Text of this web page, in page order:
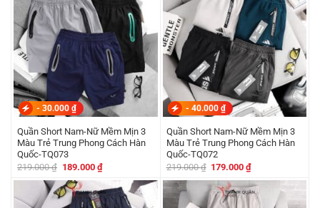
- 30.000 ₫
Quần Short Nam-Nữ Mềm Mịn 3
Màu Trẻ Trung Phong Cách Hàn
Quốc-TQ073
219.000₫ Giá
là:
219.000 ₫.
189.000 ₫Giá
hiện
là:
189.000 ₫.
- 40.000 ₫
Quần Short Nam-Nữ Mềm Mịn 3
Màu Trẻ Trung Phong Cách Hàn
Quốc-TQ072
219.000₫ Giá
là:
219.000 ₫.
179.000₫Giá
tại
là:
179.000 ₫.